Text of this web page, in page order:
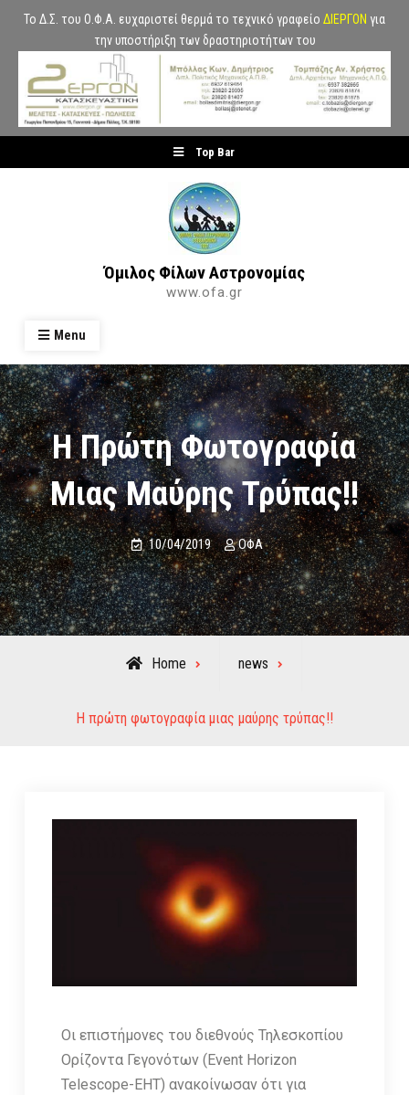
Το Δ.Σ. του Ο.Φ.Α. ευχαριστεί θερμά το τεχνικό γραφείο ΔΙΕΡΓΟΝ για
την υποστήριξη των δραστηριοτήτων του
to
Top Bar
Όμιλος Φίλων Αστρονομίας
www.ofa.gr
Menu
Η Πρώτη Φωτογραφία
Μιας Μαύρης Τρύπας!!
10/04/2019 ΟΦΑ
Home news
Η πρώτη φωτογραφία μιας μαύρης τρύπας!!
Οι επιστήμονες του διεθνούς Τηλεσκοπίου
Ορίζοντα Γεγονότων (Event Horizon
Telescope-EHT) ανακοίνωσαν ότι για